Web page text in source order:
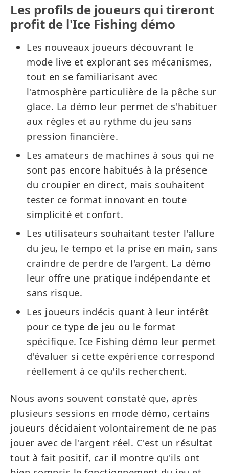
Les profils de joueurs qui tireront
profit de l'Ice Fishing démo
Les nouveaux joueurs découvrant le
mode live et explorant ses mécanismes,
tout en se familiarisant avec
l'atmosphère particulière de la pêche sur
glace. La démo leur permet de s'habituer
aux règles et au rythme du jeu sans
pression financière.
Les amateurs de machines à sous qui ne
sont pas encore habitués à la présence
du croupier en direct, mais souhaitent
tester ce format innovant en toute
simplicité et confort.
Les utilisateurs souhaitant tester l'allure
du jeu, le tempo et la prise en main, sans
craindre de perdre de l'argent. La démo
leur offre une pratique indépendante et
sans risque.
Les joueurs indécis quant à leur intérêt
pour ce type de jeu ou le format
spécifique. Ice Fishing démo leur permet
d'évaluer si cette expérience correspond
réellement à ce qu'ils recherchent.
Nous avons souvent constaté que, après
plusieurs sessions en mode démo, certains
joueurs décidaient volontairement de ne pas
jouer avec de l'argent réel. C'est un résultat
tout à fait positif, car il montre qu'ils ont